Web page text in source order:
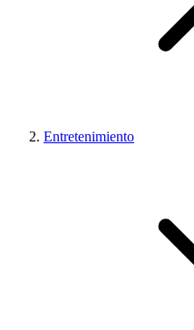
Entretenimiento